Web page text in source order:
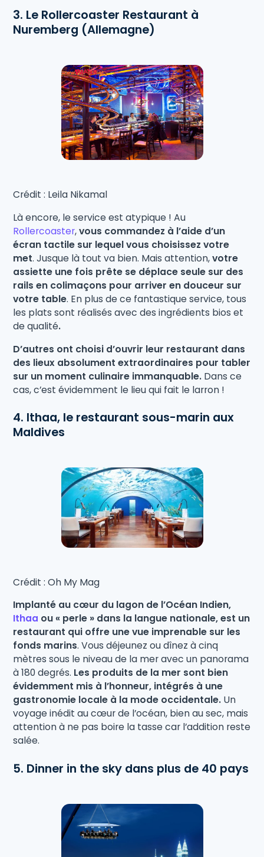
3. Le Rollercoaster Restaurant à
Nuremberg (Allemagne)
Crédit : Leila Nikamal
Là encore, le service est atypique ! Au
Rollercoaster,vous commandez à l’aide d’un
écran tactile sur lequel vous choisissez votre
met. Jusque là tout va bien. Mais attention,votre
assiette une fois prête se déplace seule sur des
rails en colimaçons pour arriver en douceur sur
votre table. En plus de ce fantastique service, tous
les plats sont réalisés avec des ingrédients bios et
de qualité.
D’autres ont choisi d’ouvrir leur restaurant dans
des lieux absolument extraordinaires pour tabler
sur un moment culinaire immanquable. Dans ce
cas, c’est évidemment le lieu qui fait le larron !
4. Ithaa, le restaurant sous-marin aux
Maldives
Crédit : Oh My Mag
Implanté au cœur du lagon de l’Océan Indien,
Ithaa ou « perle » dans la langue nationale, est un
restaurant qui offre une vue imprenable sur les
fonds marins. Vous déjeunez ou dînez à cinq
mètres sous le niveau de la mer avec un panorama
à 180 degrés. Les produits de la mer sont bien
évidemment mis à l’honneur, intégrés à une
gastronomie locale à la mode occidentale. Un
voyage inédit au cœur de l’océan, bien au sec, mais
attention à ne pas boire la tasse car l’addition reste
salée.
5. Dinner in the sky dans plus de 40 pays